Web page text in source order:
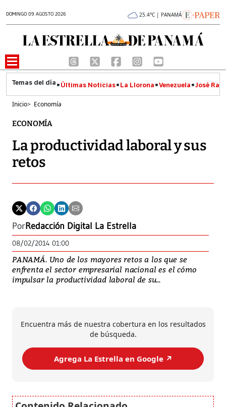
DOMINGO 09 AGOSTO 2026 25.4°C | PANAMÁ
Últimas Noticias La Llorona Venezuela José
Inicio> Economía
ECONOMÍA
La productividad laboral y sus
retos
PorRedacción Digital La Estrella
08/02/2014 01:00
PANAMÁ. Uno de los mayores retos a los que se
enfrenta el sector empresarial nacional es el cómo
impulsar la productividad laboral de su...
Encuentra más de nuestra cobertura en los resultados
de búsqueda.
Agrega La Estrella en Google ↗️